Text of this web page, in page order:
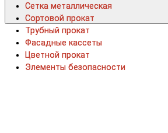
Сетка металлическая
Сортовой прокат
Трубный прокат
Фасадные кассеты
Цветной прокат
Элементы безопасности
Сетка металлическая
Сортовой прокат
Трубный прокат
Фасадные кассеты
Цветной прокат
Элементы безопасности